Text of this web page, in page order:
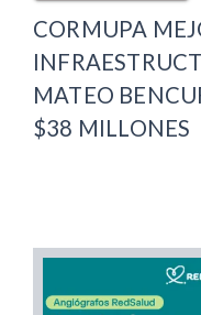
CORMUPA
MATEO
$38 MILLONES